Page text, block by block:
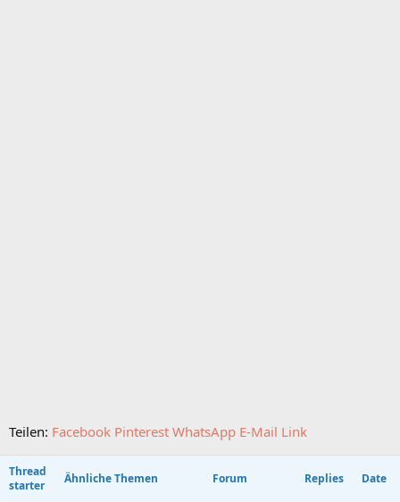
Teilen: Facebook Pinterest WhatsApp E-Mail Link
Thread
starter
Ähnliche Themen Forum Replies Date